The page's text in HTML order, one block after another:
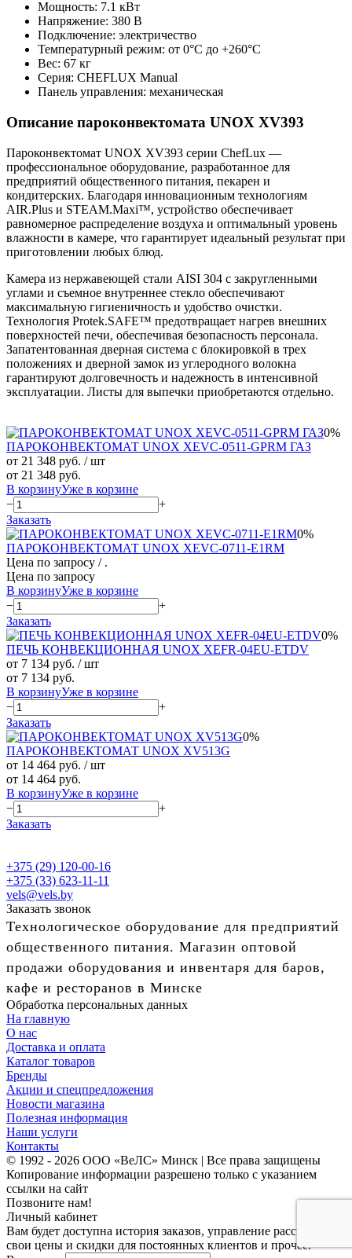
Мощность: 7.1 кВт
Напряжение: 380 В
Подключение: электричество
Температурный режим: от 0°C до +260°C
Вес: 67 кг
Серия: CHEFLUX Manual
Панель управления: механическая
Описание пароконвектомата UNOX XV393
Пароконвектомат UNOX XV393 серии ChefLux —
профессиональное оборудование, разработанное для
предприятий общественного питания, пекарен и
кондитерских. Благодаря инновационным технологиям
AIR.Plus и STEAM.Maxi™, устройство обеспечивает
равномерное распределение воздуха и оптимальный уровень
влажности в камере, что гарантирует идеальный результат при
приготовлении любых блюд.
Камера из нержавеющей стали AISI 304 с закругленными
углами и съемное внутреннее стекло обеспечивают
максимальную гигиеничность и удобство очистки.
Технология Protek.SAFE™ предотвращает нагрев внешних
поверхностей печи, обеспечивая безопасность персонала.
Запатентованная дверная система с блокировкой в трех
положениях и дверной замок из углеродного волокна
гарантируют долговечность и надежность в интенсивной
эксплуатации. Листы для выпечки приобретаются отдельно.
0%
ПАРОКОНВЕКТОМАТ UNOX XEVC-0511-GPRM ГАЗ
от 21 348 руб. / шт
от 21 348 руб.
В корзинуУже в корзине
−
+
Заказать
0%
ПАРОКОНВЕКТОМАТ UNOX XEVC-0711-E1RM
Цена по запросу / .
Цена по запросу
В корзинуУже в корзине
−
+
Заказать
0%
ПЕЧЬ КОНВЕКЦИОННАЯ UNOX XEFR-04EU-ETDV
от 7 134 руб. / шт
от 7 134 руб.
В корзинуУже в корзине
−
+
Заказать
0%
ПАРОКОНВЕКТОМАТ UNOX XV513G
от 14 464 руб. / шт
от 14 464 руб.
В корзинуУже в корзине
−
+
Заказать
+375 (29) 120-00-16
+375 (33) 623-11-11
vels@vels.by
Заказать звонок
Технологическое оборудование для предприятий
общественного питания. Магазин оптовой
продажи оборудования и инвентаря для баров,
кафе и ресторанов в Минске
Обработка персональных данных
На главную
О нас
Доставка и оплата
Каталог товаров
Бренды
Акции и спецпредложения
Новости магазина
Полезная информация
Наши услуги
Контакты
© 1992 - 2026 ООО «ВеЛС» Минск | Все права защищены
Копирование информации разрешено только с указанием
ссылки на сайт
Позвоните нам!
Личный кабинет
Вам будет доступна история заказов, управление рассылками,
свои цены и скидки для постоянных клиентов и прочее.